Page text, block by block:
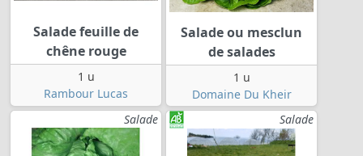
Salade feuille de
chêne rouge
1 u
Rambour Lucas
Salade ou mesclun
de salades
1 u
Domaine Du Kheir
Salade
Salade